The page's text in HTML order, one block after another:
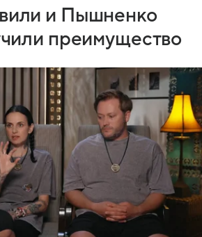
и Пышненко
преимущество